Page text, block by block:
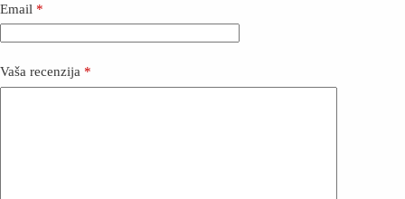
Email *
Vaša recenzija *